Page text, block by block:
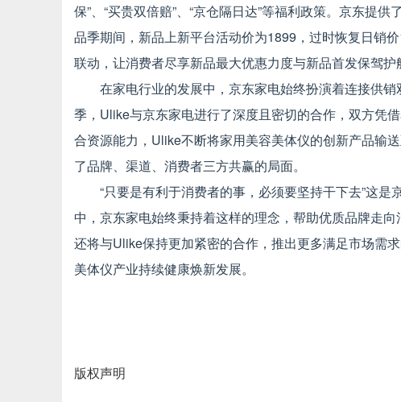
保”、“买贵双倍赔”、“京仓隔日达”等福利政策。京东提
品季期间，新品上新平台活动价为1899，过时恢复日销
联动，让消费者尽享新品最大优惠力度与新品首发保驾护
在家电行业的发展中，京东家电始终扮演着连接供
季，Ulike与京东家电进行了深度且密切的合作，双方凭
合资源能力，Ulike不断将家用美容美体仪的创新产品输
了品牌、渠道、消费者三方共赢的局面。
“只要是有利于消费者的事，必须要坚持干下去”这
中，京东家电始终秉持着这样的理念，帮助优质品牌走
还将与Ulike保持更加紧密的合作，推出更多满足市场需
美体仪产业持续健康焕新发展。
版权声明